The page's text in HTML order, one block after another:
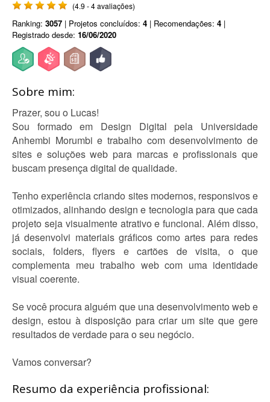
(4.9 - 4 avaliações)
Ranking: 3057 | Projetos concluídos: 4 | Recomendações: 4 |
Registrado desde: 16/06/2020
Sobre mim:
Prazer, sou o Lucas!
Sou formado em Design Digital pela Universidade
Anhembi Morumbi e trabalho com desenvolvimento de
sites e soluções web para marcas e profissionais que
buscam presença digital de qualidade.
Tenho experiência criando sites modernos, responsivos e
otimizados, alinhando design e tecnologia para que cada
projeto seja visualmente atrativo e funcional. Além disso,
já desenvolvi materiais gráficos como artes para redes
sociais, folders, flyers e cartões de visita, o que
complementa meu trabalho web com uma identidade
visual coerente.
Se você procura alguém que una desenvolvimento web e
design, estou à disposição para criar um site que gere
resultados de verdade para o seu negócio.
Vamos conversar?
Resumo da experiência profissional: